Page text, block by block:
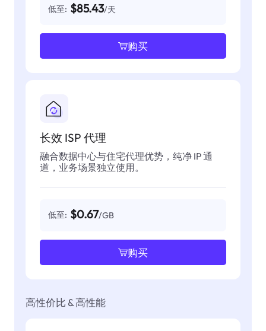
低至: $85.43/天
购买
长效 ISP 代理
融合数据中心与住宅代理优势，纯净 IP 通
道，业务场景独立使用。
低至: $0.67/GB
购买
高性价比 & 高性能